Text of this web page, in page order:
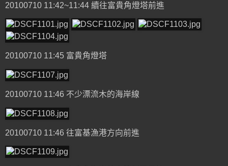
20100710 11:42~11:44 續往富貴角燈塔前進
20100710 11:45 富貴角燈塔
20100710 11:46 不少漂流木的海岸線
20100710 11:46 往富基漁港方向前進